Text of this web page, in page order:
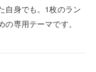
自身でも。1枚のラン
専用テーマです。